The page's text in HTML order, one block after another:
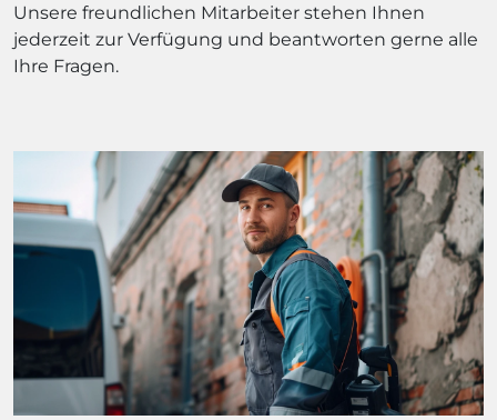
Unsere freundlichen Mitarbeiter stehen Ihnen
jederzeit zur Verfügung und beantworten gerne alle
Ihre Fragen.